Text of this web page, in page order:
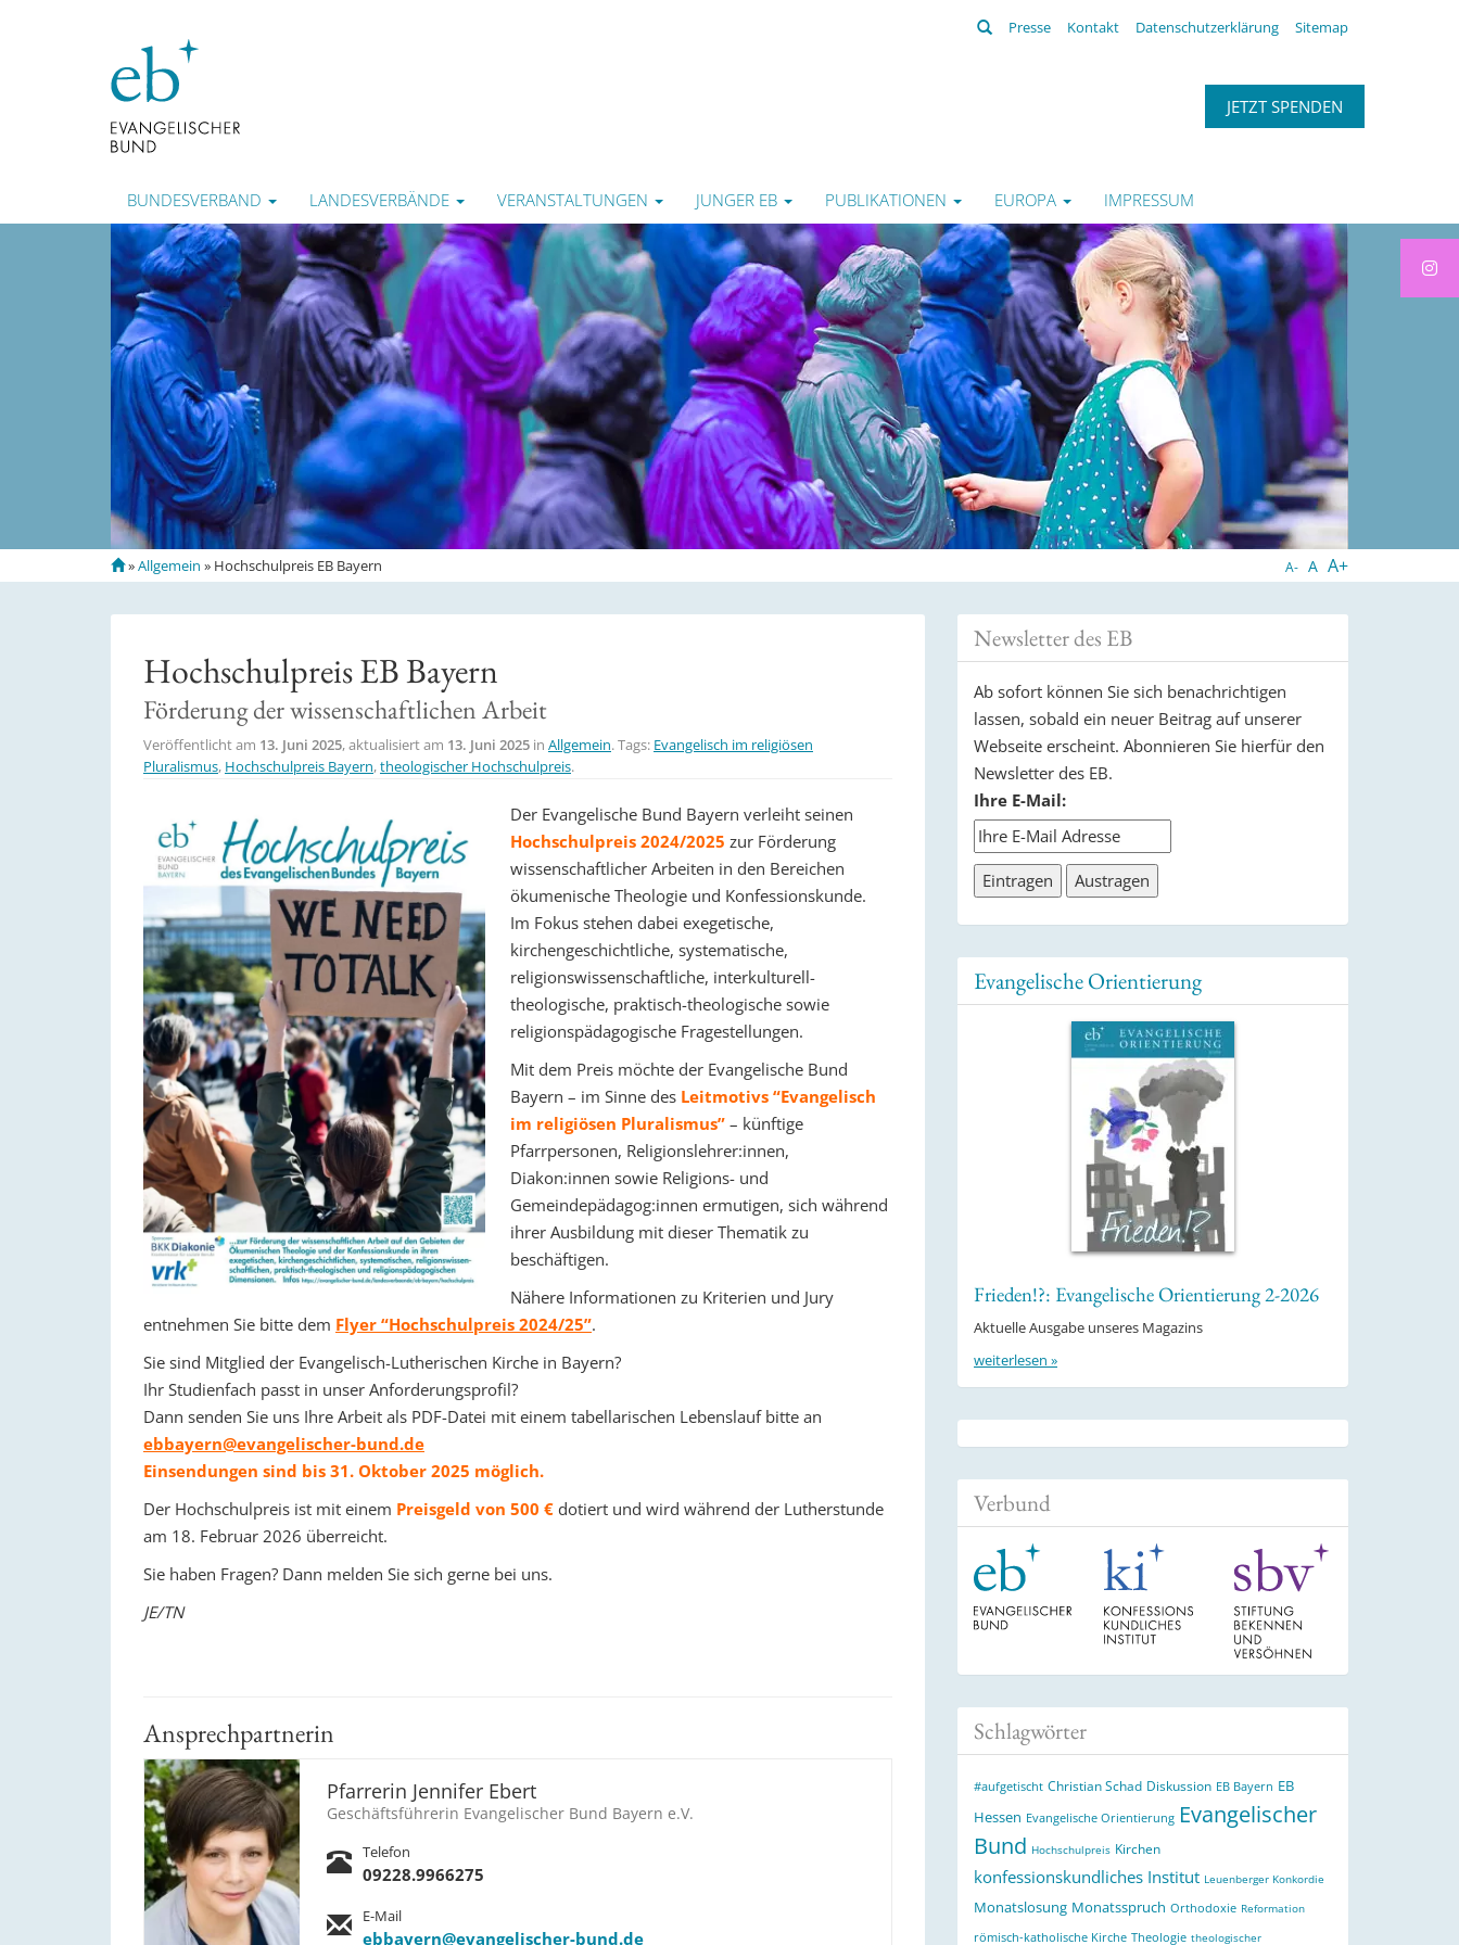
Suchen
Presse Kontakt Datenschutzerklärung Sitemap
JETZT SPENDEN
BUNDESVERBAND LANDESVERBÄNDE VERANSTALTUNGEN JUNGER EB PUBLIKATIONEN EUROPA IMPRESSUM
S
t
»Allgemein » Hochschulpreis EB Bayern A- A A+
Hochschulpreis EB Bayern
Förderung der wissenschaftlichen Arbeit
Veröffentlicht am 13. Juni 2025, aktualisiert am 13. Juni 2025 in Allgemein. Tags: Evangelisch im religiösen
Pluralismus, Hochschulpreis Bayern,theologischer Hochschulpreis.
Der Evangelische Bund Bayern verleiht seinen
Hochschulpreis 2024/2025 zur Förderung
wissenschaftlicher Arbeiten in den Bereichen
ökumenische Theologie und Konfessionskunde.
Im Fokus stehen dabei exegetische,
kirchengeschichtliche, systematische,
religionswissenschaftliche, interkulturell-
theologische, praktisch-theologische sowie
religionspädagogische Fragestellungen.
Mit dem Preis möchte der Evangelische Bund
Bayern – im Sinne des Leitmotivs “Evangelisch
im religiösen Pluralismus”– künftige
Pfarrpersonen, Religionslehrer:innen,
Diakon:innen sowie Religions- und
Gemeindepädagog:innen ermutigen, sich während
ihrer Ausbildung mit dieser Thematik zu
beschäftigen.
Nähere Informationen zu Kriterien und Jury
entnehmen Sie bitte dem Flyer “Hochschulpreis 2024/25”.
Sie sind Mitglied der Evangelisch-Lutherischen Kirche in Bayern?
Ihr Studienfach passt in unser Anforderungsprofil?
Dann senden Sie uns Ihre Arbeit als PDF-Datei mit einem tabellarischen Lebenslauf bitte an
ebbayern@evangelischer-bund.de
Einsendungen sind bis 31. Oktober 2025 möglich.
Der Hochschulpreis ist mit einem Preisgeld von 500 € dotiert und wird während der Lutherstunde
am 18. Februar 2026 überreicht.
Sie haben Fragen? Dann melden Sie sich gerne bei uns.
JE/TN
Ansprechpartnerin
Pfarrerin Jennifer Ebert
Geschäftsführerin Evangelischer Bund Bayern e.V.
Telefon
09228.9966275
E-Mail
ebbayern@evangelischer-bund.de
Newsletter des EB
Ab sofort können Sie sich benachrichtigen
lassen, sobald ein neuer Beitrag auf unserer
Webseite erscheint. Abonnieren Sie hierfür den
Newsletter des EB.
Ihre E-Mail:
Evangelische Orientierung
Frieden!?: Evangelische Orientierung 2-2026
Aktuelle Ausgabe unseres Magazins
weiterlesen »
Verbund
Schlagwörter
#aufgetischt Christian Schad Diskussion EB Bayern EB
Hessen Evangelische Orientierung Evangelischer
Bund Hochschulpreis Kirchen
konfessionskundliches Institut Leuenberger Konkordie
Monatslosung Monatsspruch Orthodoxie Reformation
römisch-katholische Kirche Theologie theologischer